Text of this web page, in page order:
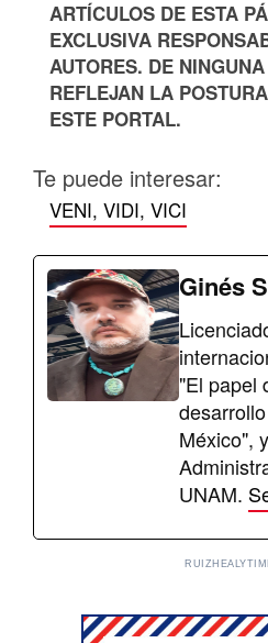
ARTÍCULOS DE ESTA
EXCLUSIVA
AUTORES. DE
REFLEJAN LA
ESTE PORTAL.
Te puede interesar:
VENI, VIDI, VICI
Ginés
"El papel
México",
UNAM.